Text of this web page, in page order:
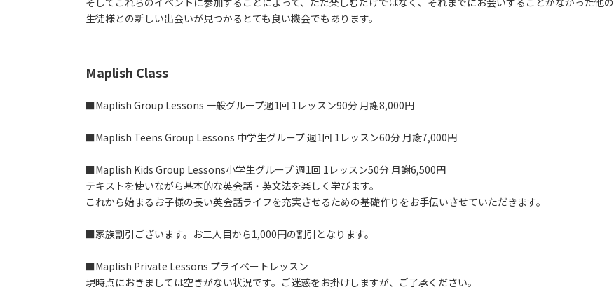
生徒様との新しい出会いが見つかるとても良い機会でもあります。
Maplish Class
■Maplish Group Lessons 一般グループ週1回 1レッスン90分 月謝8,000円
■Maplish Teens Group Lessons 中学生グループ 週1回 1レッスン60分 月謝7,000円
■Maplish Kids Group Lessons小学生グループ 週1回 1レッスン50分 月謝6,500円
テキストを使いながら基本的な英会話・英文法を楽しく学びます。
これから始まるお子様の長い英会話ライフを充実させるための基礎作りをお手伝いさせていただきます。
■家族割引ございます。お二人目から1,000円の割引となります。
■Maplish Private Lessons プライベートレッスン
現時点におきましては空きがない状況です。ご迷惑をお掛けしますが、ご了承ください。